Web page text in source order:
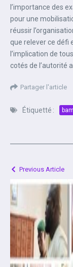
l’importance des
pour une
réussir
que relever ce défi
l’implication de
cotés de l’autorité
Partager l'article
Étiquetté :
Previous Article